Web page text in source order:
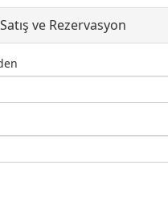
ve Rezervasyon